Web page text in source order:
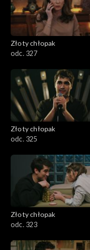
Złoty chłopak
odc. 327
Złoty chłopak
odc. 325
Złoty chłopak
odc. 323